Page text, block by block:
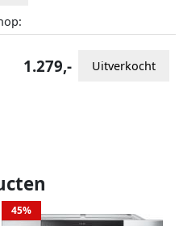
1.279,- Uitverkocht
45%